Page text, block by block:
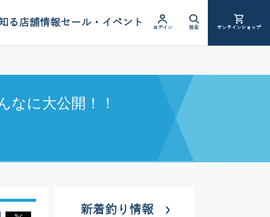
る店舗情報セール・イベント ログイン 検索 オンラインショップ
なに大公開！！
新着釣り情報